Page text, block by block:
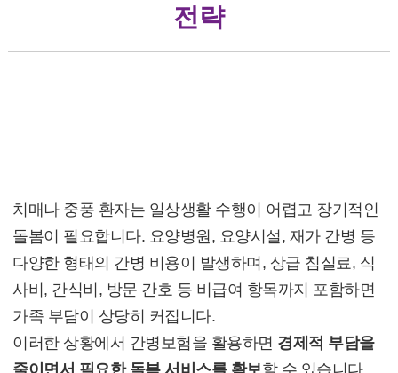
전략
치매나 중풍 환자는 일상생활 수행이 어렵고 장기적인
돌봄이 필요합니다. 요양병원, 요양시설, 재가 간병 등
다양한 형태의 간병 비용이 발생하며, 상급 침실료, 식
사비, 간식비, 방문 간호 등 비급여 항목까지 포함하면
가족 부담이 상당히 커집니다.
이러한 상황에서 간병보험을 활용하면 경제적 부담을
줄이면서 필요한 돌봄 서비스를 확보할 수 있습니다.